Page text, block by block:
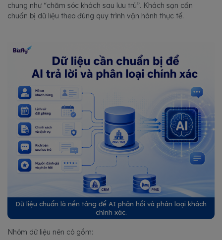
chung như “chăm sóc khách sau lưu trú”. Khách sạn cần
chuẩn bị dữ liệu theo đúng quy trình vận hành thực tế.
Dữ liệu chuẩn là nền tảng để AI phản hồi và phân loại khách
chính xác.
Nhóm dữ liệu nên có gồm: